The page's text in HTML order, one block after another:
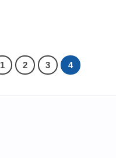
1 2 3 4